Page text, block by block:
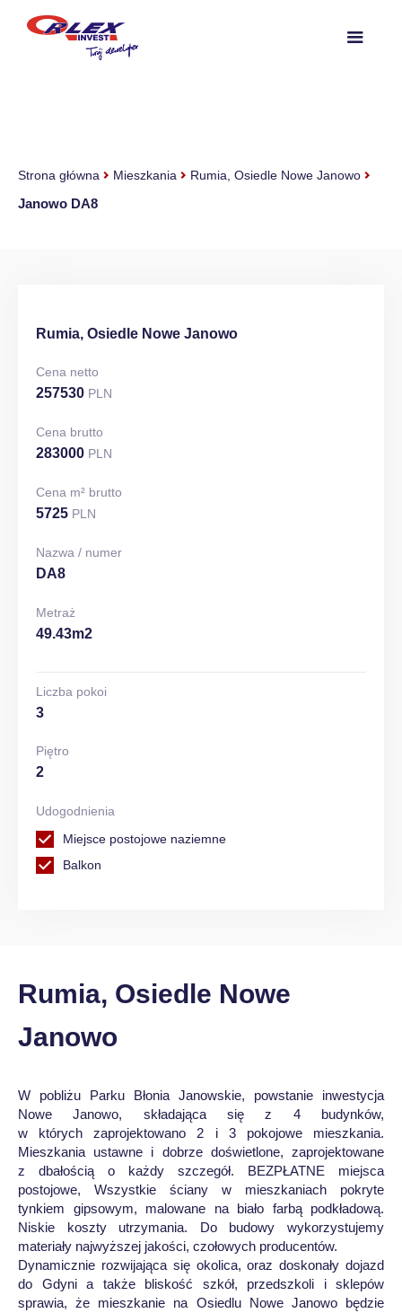
Strona główna Mieszkania Rumia, Osiedle Nowe Janowo
Janowo DA8
Rumia, Osiedle Nowe Janowo
Cena netto
257530 PLN
Cena brutto
283000 PLN
Cena m² brutto
5725 PLN
Nazwa / numer
DA8
Metraż
49.43m2
Liczba pokoi
3
Piętro
2
Udogodnienia
Miejsce postojowe naziemne
Balkon
Rumia, Osiedle Nowe
Janowo
W pobliżu Parku Błonia Janowskie, powstanie inwestycja
Nowe Janowo, składająca się z 4 budynków,
w których zaprojektowano 2 i 3 pokojowe mieszkania.
Mieszkania ustawne i dobrze doświetlone, zaprojektowane
z dbałością o każdy szczegół. BEZPŁATNE miejsca
postojowe, Wszystkie ściany w mieszkaniach pokryte
tynkiem gipsowym, malowane na biało farbą podkładową.
Niskie koszty utrzymania. Do budowy wykorzystujemy
materiały najwyższej jakości, czołowych producentów.
Dynamicznie rozwijająca się okolica, oraz doskonały dojazd
do Gdyni a także bliskość szkół, przedszkoli i sklepów
sprawia, że mieszkanie na Osiedlu Nowe Janowo będzie